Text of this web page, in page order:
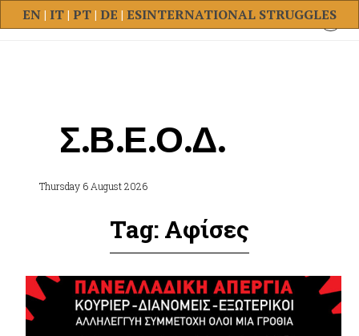
INTERNATIONAL STRUGGLES
EN| IT| PT| DE | ES
Σ.Β.Ε.Ο.Δ.
Thursday 6 August 2026
Tag: Αφίσες